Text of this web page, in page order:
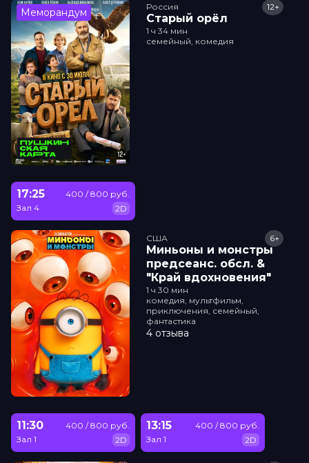
Меморандум Россия
Старый орёл
12+
1 ч 34 мин
семейный, комедия
17:25
Зал 4
400 / 800 руб.
2D
США
Миньоны и монстры
прeдсeанc. обсл. &
"Край вдохновения"
6+
1 ч 30 мин
комедия, мультфильм,
приключения, семейный,
фантастика
4 отзыва
11:30
Зал 1
400 / 800 руб.
2D
13:15
Зал 1
400 / 800 руб.
2D